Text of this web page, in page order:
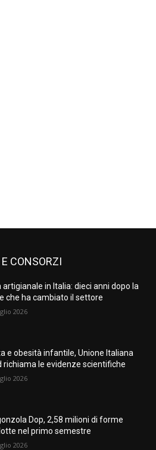
CONSORZI
artigianale in Italia: dieci anni dopo la
che ha cambiato il settore
2026
e obesità infantile, Unione Italiana
richiama le evidenze scientifiche
2026
Dop, 2,58 milioni di forme
nel primo semestre
2026